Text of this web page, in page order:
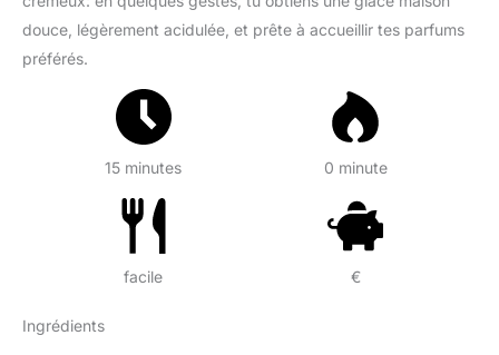
douce, légèrement acidulée, et prête à accueillir tes parfums
préférés.
15 minutes 0 minute
facile €
Ingrédients